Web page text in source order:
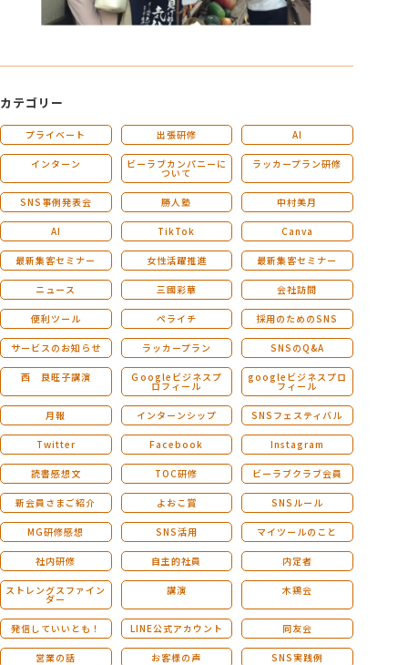
カテゴリー
プライベート 出張研修 AI
インターン ビーラブカンパニーに
ついて
ラッカープラン研修
SNS事例発表会 勝人塾 中村美月
AI TikTok Canva
最新集客セミナー 女性活躍推進 最新集客セミナー
ニュース 三國彩華 会社訪問
便利ツール ペライチ 採用のためのSNS
サービスのお知らせ ラッカープラン SNSのQ&A
西 良旺子講演 Ｇoogleビジネスプ
ロフィール
googleビジネスプロ
フィール
月報 インターンシップ SNSフェスティバル
Twitter Facebook Instagram
読書感想文 TOC研修 ビーラブクラブ会員
新会員さまご紹介 よおこ賞 SNSルール
MG研修感想 SNS活用 マイツールのこと
社内研修 自主的社員 内定者
ストレングスファイン
ダー
講演 木鶏会
発信していいとも！ LINE公式アカウント 同友会
営業の話 お客様の声 SNS実践例